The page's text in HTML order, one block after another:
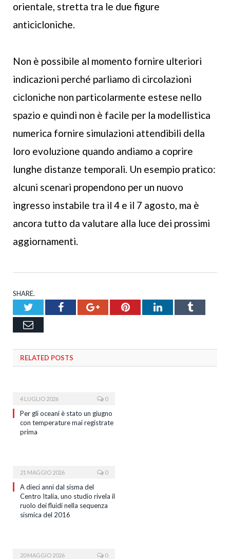
orientale, stretta tra le due figure
anticicloniche.
Non è possibile al momento fornire ulteriori
indicazioni perché parliamo di circolazioni
cicloniche non particolarmente estese nello
spazio e quindi non è facile per la modellistica
numerica fornire simulazioni attendibili della
loro evoluzione quando andiamo a coprire
lunghe distanze temporali. Un esempio pratico:
alcuni scenari propendono per un nuovo
ingresso instabile tra il 4 e il 7 agosto, ma è
ancora tutto da valutare alla luce dei prossimi
aggiornamenti.
SHARE.
TwitterFacebookGoogle+PinterestLinkedInTumblr
Email
RELATED POSTS
4 LUGLIO 2026 0
Per gli oceani è stato un giugno
con temperature mai registrate
prima
21 MAGGIO 2026 0
A dieci anni dal sisma del
Centro Italia, uno studio rivela il
ruolo dei fluidi nella sequenza
sismica del 2016
20 MAGGIO 2026 0